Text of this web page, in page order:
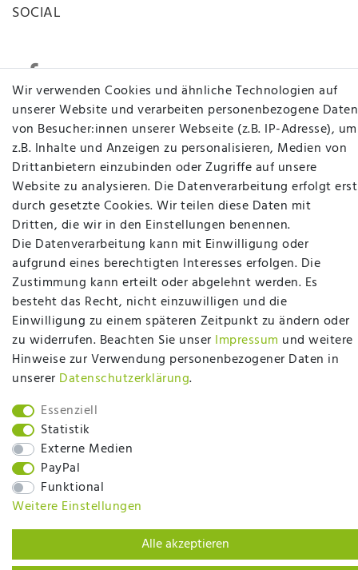
SOCIAL
Betten Seifert – Ihr Fachgeschäft für Betten,
Matratzen, Bettwaren & mehr in Ibbenbüren. Sie
möchten richtig gut schlafen, legen Wert auf
qualitativ hochwertige Produkte und eine solide
Fachberatung für Matratzen und andere
Bettwaren? Dann sind Sie bei uns genau richtig.
Ob online oder vor Ort im Fachgeschäft in
Ibbenbüren - wir beraten Sie gerne!
Mehr erfahren
Wir verwenden Cookies und ähnliche Technologien auf
unserer Website und verarbeiten personenbezogene Daten
von Besucher:innen unserer Webseite (z.B. IP-Adresse), um
z.B. Inhalte und Anzeigen zu personalisieren, Medien von
Drittanbietern einzubinden oder Zugriffe auf unsere
Website zu analysieren. Die Datenverarbeitung erfolgt erst
durch gesetzte Cookies. Wir teilen diese Daten mit
Dritten, die wir in den Einstellungen benennen.
Die Datenverarbeitung kann mit Einwilligung oder
aufgrund eines berechtigten Interesses erfolgen. Die
Zustimmung kann erteilt oder abgelehnt werden. Es
besteht das Recht, nicht einzuwilligen und die
Einwilligung zu einem späteren Zeitpunkt zu ändern oder
zu widerrufen. Beachten Sie unser Impressum und weitere
Hinweise zur Verwendung personenbezogener Daten in
unserer Daten­schutz­erklärung.
Essenziell
Statistik
Externe Medien
PayPal
Funktional
Weitere Einstellungen
Alle akzeptieren
plentymarkets Template von